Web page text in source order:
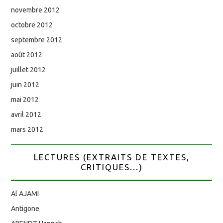
novembre 2012
octobre 2012
septembre 2012
août 2012
juillet 2012
juin 2012
mai 2012
avril 2012
mars 2012
LECTURES (EXTRAITS DE TEXTES,
CRITIQUES...)
Al AJAMI
Antigone